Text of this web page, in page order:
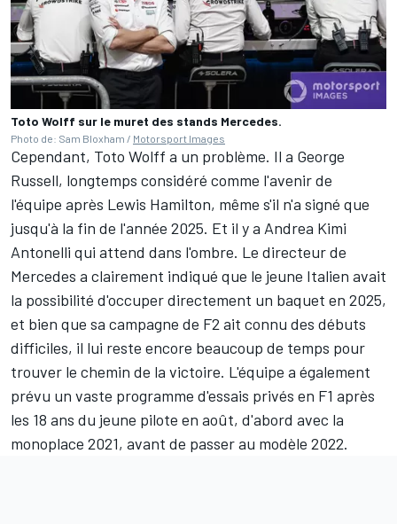
Toto Wolff sur le muret des stands Mercedes.
Photo de: Sam Bloxham / Motorsport Images
Cependant, Toto Wolff a un problème. Il a George
Russell, longtemps considéré comme l'avenir de
l'équipe après Lewis Hamilton, même s'il n'a signé que
jusqu'à la fin de l'année 2025. Et il y a Andrea Kimi
Antonelli qui attend dans l'ombre. Le directeur de
Mercedes a clairement indiqué que le jeune Italien avait
la possibilité d'occuper directement un baquet en 2025,
et bien que sa campagne de F2 ait connu des débuts
difficiles, il lui reste encore beaucoup de temps pour
trouver le chemin de la victoire. L'équipe a également
prévu un vaste programme d'essais privés en F1 après
les 18 ans du jeune pilote en août, d'abord avec la
monoplace 2021, avant de passer au modèle 2022.